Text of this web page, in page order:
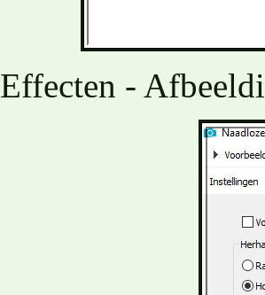
Effecten -